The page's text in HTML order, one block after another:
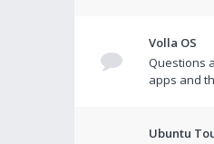
Volla OS
Questions
apps and
Ubuntu